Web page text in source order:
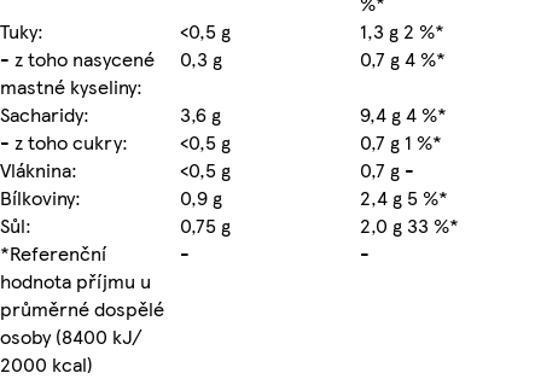
Tuky:
<0,5 g
1,3 g 2 %*
- z toho nasycené
mastné kyseliny:
0,3 g
0,7 g 4 %*
Sacharidy:
3,6 g
9,4 g 4 %*
- z toho cukry:
<0,5 g
0,7 g 1 %*
Vláknina:
<0,5 g
0,7 g -
Bílkoviny:
0,9 g
2,4 g 5 %*
Sůl:
0,75 g
2,0 g 33 %*
*Referenční
hodnota příjmu u
průměrné dospělé
osoby (8400 kJ/
2000 kcal)
- -